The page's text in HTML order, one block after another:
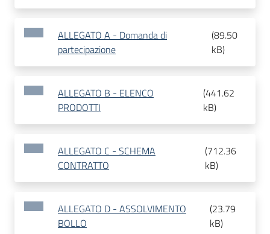
ALLEGATO A - Domanda di
partecipazione
(89.50
kB)
ALLEGATO B - ELENCO
PRODOTTI
(441.62
kB)
ALLEGATO C - SCHEMA
CONTRATTO
(712.36
kB)
ALLEGATO D - ASSOLVIMENTO
BOLLO
(23.79
kB)